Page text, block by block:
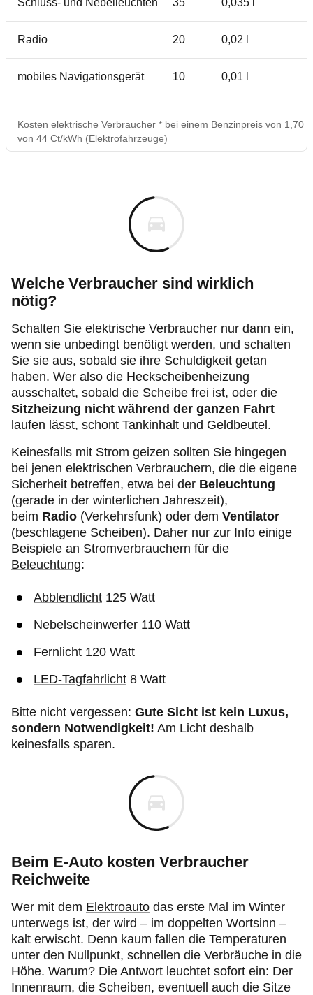
Schluss- und Nebelleuchten 35 0,035 l
Radio 20 0,02 l
mobiles Navigationsgerät 10 0,01 l
Kosten elektrische Verbraucher * bei einem Benzinpreis von 1,70
von 44 Ct/kWh (Elektrofahrzeuge)
Welche Verbraucher sind wirklich
nötig?
Schalten Sie elektrische Verbraucher nur dann ein,
wenn sie unbedingt benötigt werden, und schalten
Sie sie aus, sobald sie ihre Schuldigkeit getan
haben. Wer also die Heckscheibenheizung
ausschaltet, sobald die Scheibe frei ist, oder die
Sitzheizung nicht während der ganzen Fahrt
laufen lässt, schont Tankinhalt und Geldbeutel.
Keinesfalls mit Strom geizen sollten Sie hingegen
bei jenen elektrischen Verbrauchern, die die eigene
Sicherheit betreffen, etwa bei der Beleuchtung
(gerade in der winterlichen Jahreszeit),
beim Radio (Verkehrsfunk) oder dem Ventilator
(beschlagene Scheiben). Daher nur zur Info einige
Beispiele an Stromverbrauchern für die
Beleuchtung:
Abblendlicht 125 Watt
Nebelscheinwerfer 110 Watt
Fernlicht 120 Watt
LED-Tagfahrlicht 8 Watt
Bitte nicht vergessen: Gute Sicht ist kein Luxus,
sondern Notwendigkeit! Am Licht deshalb
keinesfalls sparen.
Beim E-Auto kosten Verbraucher
Reichweite
Wer mit dem Elektroauto das erste Mal im Winter
unterwegs ist, der wird – im doppelten Wortsinn –
kalt erwischt. Denn kaum fallen die Temperaturen
unter den Nullpunkt, schnellen die Verbräuche in die
Höhe. Warum? Die Antwort leuchtet sofort ein: Der
Innenraum, die Scheiben, eventuell auch die Sitze